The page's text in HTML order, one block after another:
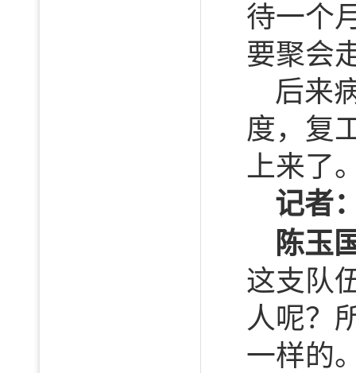
待一个
要聚会
后来
度，复
上来了
记者
陈玉
这支队
人呢？
一样的